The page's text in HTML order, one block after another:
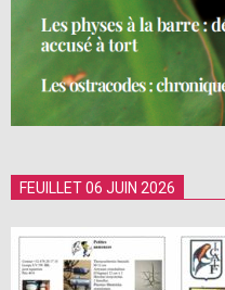
FEUILLET 06 JUIN 2026